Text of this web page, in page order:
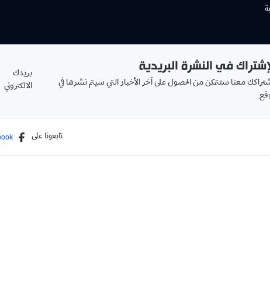
في النشرة البريدية
معنا ستتمكن من الحصول على آخر الأخبار التي سيتم نشرها في
بريدك
الالكتروني
تابعونا على